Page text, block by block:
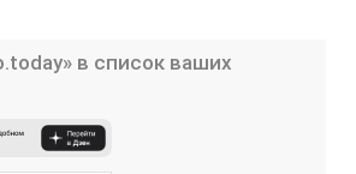
в список ваших